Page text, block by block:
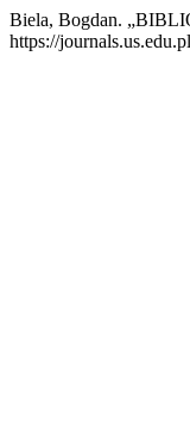
Biela, Bogdan.
https://